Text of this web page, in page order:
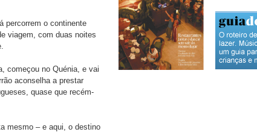
percorrem o continente
viagem, com duas noites
começou no Quénia, e vai
aconselha a prestar
quase que recém-
mesmo – e aqui, o destino